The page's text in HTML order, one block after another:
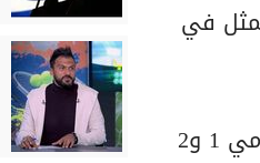
في
يومي 1 و2